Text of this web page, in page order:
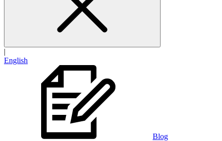
|
English
Blog